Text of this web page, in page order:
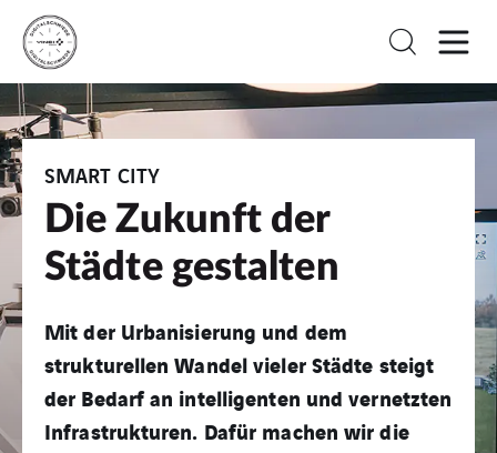
SMART CITY
Die Zukunft der
Städte gestalten
Mit der Urbanisierung und dem
strukturellen Wandel vieler Städte steigt
der Bedarf an intelligenten und vernetzten
Infrastrukturen. Dafür machen wir die